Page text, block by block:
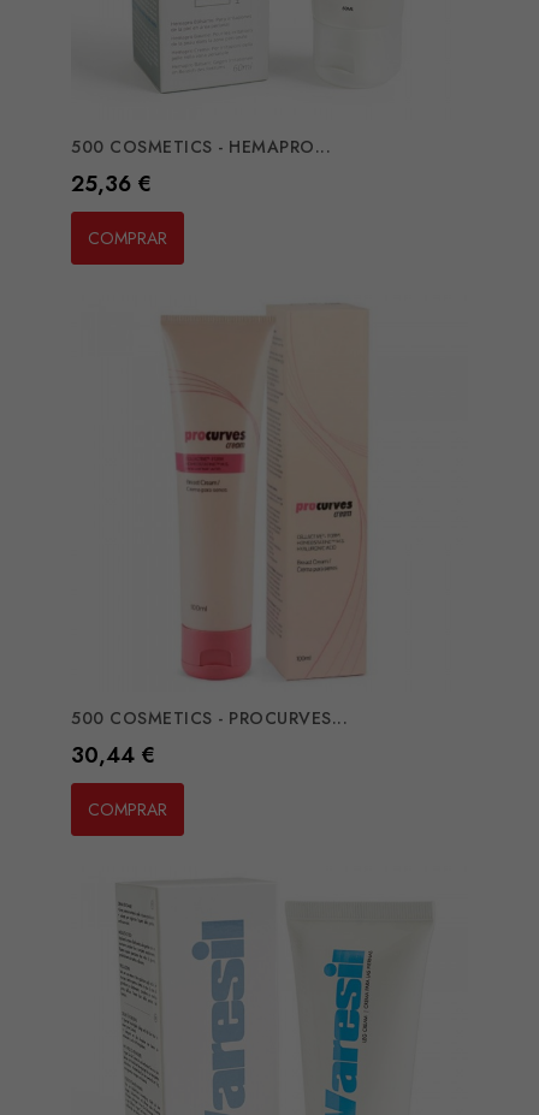
500 COSMETICS - HEMAPRO...
Preço
25,36 €
COMPRAR
500 COSMETICS - PROCURVES...
Preço
30,44 €
COMPRAR